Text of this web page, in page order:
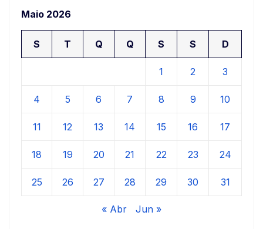
Maio 2026
S T Q Q S S D
1 2 3
4 5 6 7 8 9 10
11 12 13 14 15 16 17
18 19 20 21 22 23 24
25 26 27 28 29 30 31
« Abr Jun »